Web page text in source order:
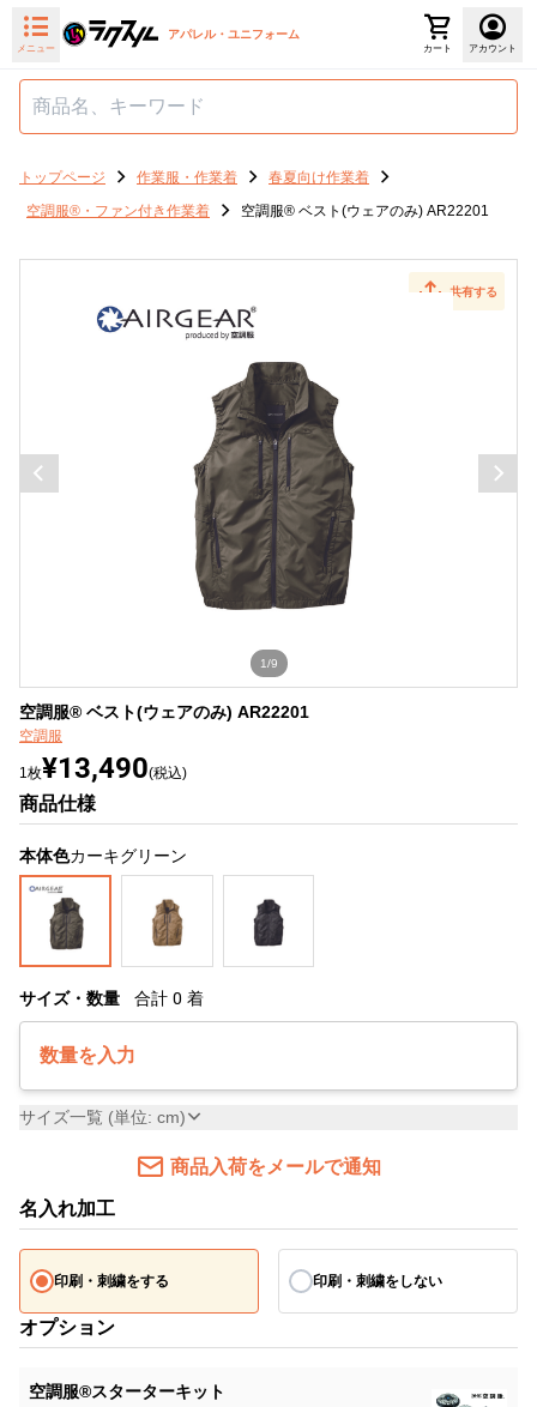
メニュー
アパレル・ユニフォーム
カート アカウント
トップページ 作業服・作業着
春夏向け作業着
空調服®・ファン付き作業着
空調服® ベスト(ウェアのみ) AR22201
共有する
1/9
空調服® ベスト(ウェアのみ) AR22201
空調服
1枚¥13,490(税込)
商品仕様
本体色カーキグリーン
サイズ・数量 合計 0 着
数量を入力
サイズ一覧 (単位: cm)
商品入荷をメールで通知
名入れ加工
印刷・刺繍をする 印刷・刺繍をしない
オプション
空調服®スターターキット